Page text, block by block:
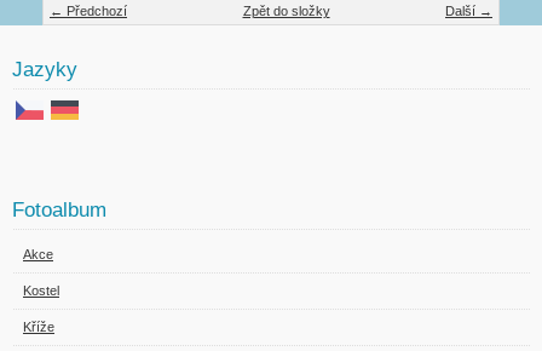
← Předchozí Další →
Zpět do složky
Jazyky
Fotoalbum
Akce
Kostel
Kříže